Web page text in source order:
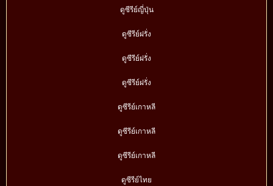
ดูซีรีย์ญี่ปุ่น
ดูซีรีย์ฝรั่ง
ดูซีรีย์ฝรั่ง
ดูซีรีย์ฝรั่ง
ดูซีรีย์เกาหลี
ดูซีรีย์เกาหลี
ดูซีรีย์เกาหลี
ดูซีรีย์ไทย